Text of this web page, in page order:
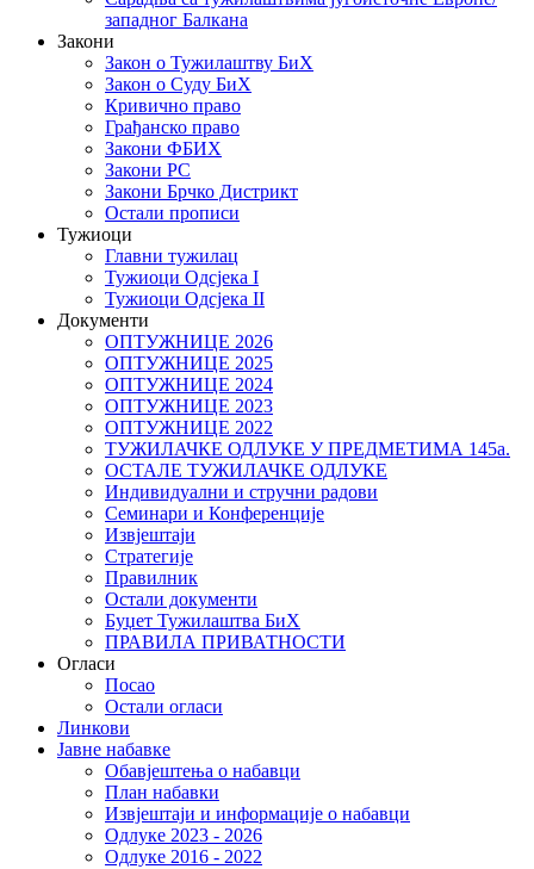
западног Балкана
Закони
Закон о Тужилаштву БиХ
Закон о Суду БиХ
Кривично право
Грађанско право
Закони ФБИХ
Закони РС
Закони Брчко Дистрикт
Остали прописи
Тужиоци
Главни тужилац
Тужиоци Oдсјекa I
Тужиоци Oдсјекa II
Документи
ОПТУЖНИЦЕ 2026
ОПТУЖНИЦЕ 2025
ОПТУЖНИЦЕ 2024
ОПТУЖНИЦЕ 2023
ОПТУЖНИЦЕ 2022
ТУЖИЛАЧКЕ ОДЛУКЕ У ПРЕДМЕТИМА 145а.
ОСТАЛЕ ТУЖИЛАЧКЕ ОДЛУКЕ
Индивидуални и стручни радови
Семинари и Конференције
Извјештаји
Стратегије
Правилник
Остали документи
Буџет Тужилаштва БиХ
ПРАВИЛА ПРИВАТНОСТИ
Огласи
Посао
Остали огласи
Линкови
Јавне набавке
Обавјештења о набавци
План набавки
Извјештаји и информације о набавци
Одлуке 2023 - 2026
Одлуке 2016 - 2022